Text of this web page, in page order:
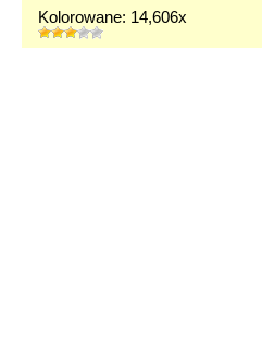
Kolorowane: 14,606x